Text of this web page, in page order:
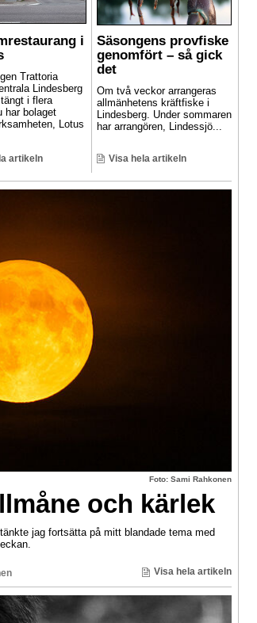
i
Trattoria
Lindesberg
i flera
har bolaget
Lotus
artikeln
Säsongens provfiske
genomfört – så gick
det
Om två veckor arrangeras
allmänhetens kräftfiske i
Lindesberg. Under sommaren
har arrangören, Lindessjö...
Visa hela artikeln
Foto: Sami Rahkonen
och kärlek
jag fortsätta på mitt blandade tema med
Visa hela artikeln